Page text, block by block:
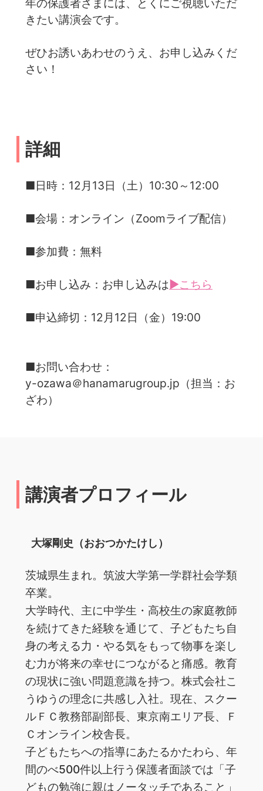
年の保護者さまには、とくにご視聴いただ
きたい講演会です。
ぜひお誘いあわせのうえ、お申し込みくだ
さい！
詳細
■日時：12月13日（土）10:30～12:00
■会場：オンライン（Zoomライブ配信）
■参加費：無料
■お申し込み：お申し込みは▶こちら
■申込締切：12月12日（金）19:00
■お問い合わせ：
y-ozawa＠hanamarugroup.jp（担当：お
ざわ）
講演者プロフィール
大塚剛史（おおつかたけし）
茨城県生まれ。筑波大学第一学群社会学類
卒業。
大学時代、主に中学生・高校生の家庭教師
を続けてきた経験を通じて、子どもたち自
身の考える力・やる気をもって物事を楽し
む力が将来の幸せにつながると痛感。教育
の現状に強い問題意識を持つ。株式会社こ
うゆうの理念に共感し入社。現在、スクー
ルＦＣ教務部副部長、東京南エリア長、Ｆ
Ｃオンライン校舎長。
子どもたちへの指導にあたるかたわら、年
間のべ500件以上行う保護者面談では「子
どもの勉強に親はノータッチであること」